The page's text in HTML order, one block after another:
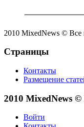
2010 MixedNews ©
Страницы
Контакты
Размещение
2010 MixedNews
Войти